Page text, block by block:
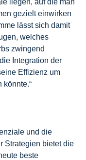
gezielt einwirken
lässt sich damit
welches
zwingend
Integration der
Effizienz um
könnte.“
und die
Strategien bietet die
beste